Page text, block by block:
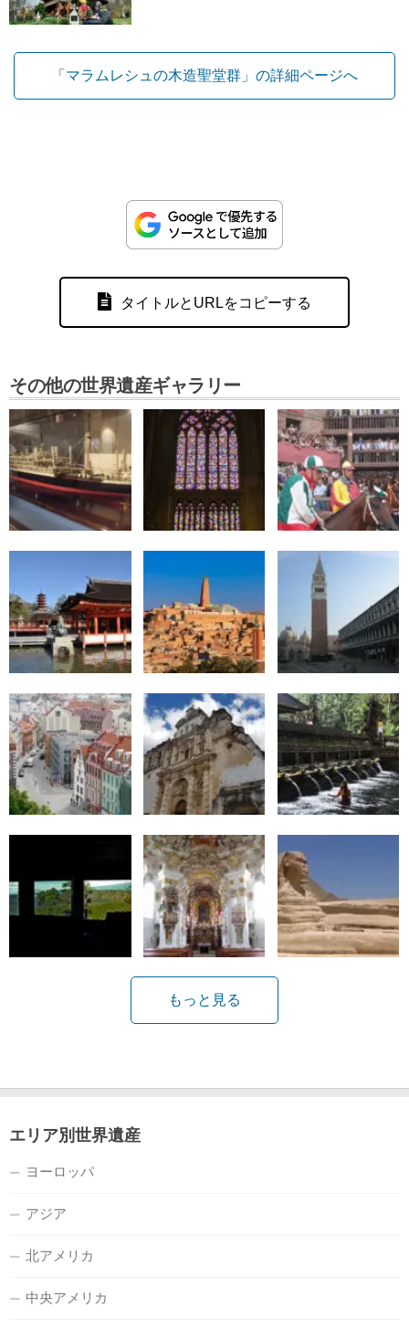
「マラムレシュの木造聖堂群」の詳細ページへ
タイトルとURLをコピーする
その他の世界遺産ギャラリー
もっと見る
エリア別世界遺産
ヨーロッパ
アジア
北アメリカ
中央アメリカ